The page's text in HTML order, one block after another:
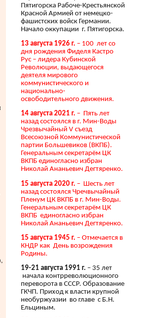
Пятигорска Рабоче-Крестьянской
Красной Армией от немецко-
фашистских войск Германии.
Начало оккупации г. Пятигорска.
13 августа 1926 г. – 100 лет со
дня рождения Фиделя Кастро
Рус – лидера Кубинской
Революции, выдающегося
деятеля мирового
коммунистического и
национально-
освободительного движения.
14 августа 2021 г. – Пять лет
назад состоялся в г. Мин-Воды
Чрезвычайный V съезд
Всесоюзной Коммунистической
партии Большевиков (ВКПБ).
Генеральным секретарём ЦК
ВКПБ единогласно избран
Николай Ананьевич Дегтяренко.
15 августа 2020 г. – Шесть лет
назад состоялся Чречвычайный
Пленум ЦК ВКПБ в г. Мин-Воды.
Генеральным секретарём ЦК
ВКПБ единогласно избран
Николай Ананьевич Дегтяренко.
15 августа 1945 г. – Отмечается в
КНДР как День возрождения
Родины.
19-21 августа 1991 г. – 35 лет
начала контрреволюционного
переворота в СССР. Образование
ГКЧП. Приход к власти крупной
необуржуазии во главе с Б.Н.
Ельциным.